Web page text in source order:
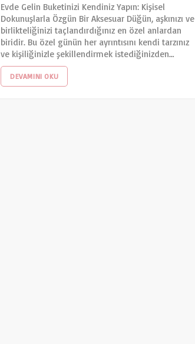
Evde Gelin Buketinizi Kendiniz Yapın: Kişisel
Dokunuşlarla Özgün Bir Aksesuar Düğün, aşkınızı ve
birlikteliğinizi taçlandırdığınız en özel anlardan
biridir. Bu özel günün her ayrıntısını kendi tarzınız
ve kişiliğinizle şekillendirmek istediğinizden…
DEVAMINI OKU